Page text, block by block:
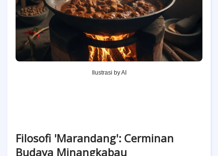
Ilustrasi by AI
Filosofi 'Marandang': Cerminan
Budaya Minangkabau